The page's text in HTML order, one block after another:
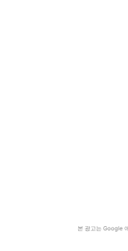
본 광고는 Google